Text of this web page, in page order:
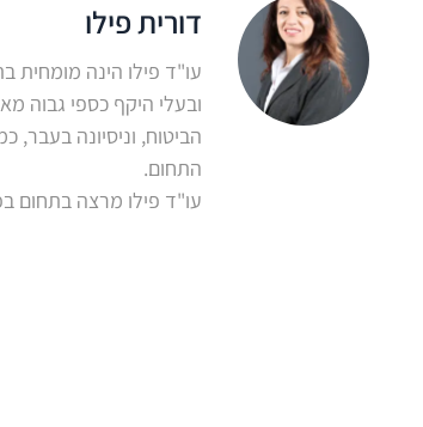
דורית פילו
ובעלי היקף כספי גבוה
התחום.
עו"ד פילו מרצה בתחום